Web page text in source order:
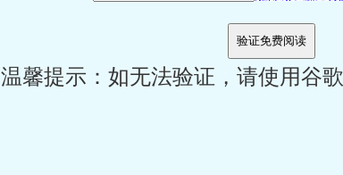
温馨提示：如无法验证，请使用谷歌